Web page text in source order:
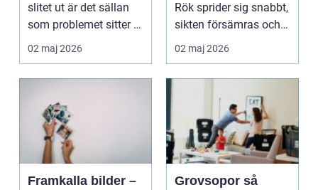
slitet ut är det sällan
som problemet sitter i
själva träet. O...
02 maj 2026
Rök sprider sig snabbt,
sikten försämras och
temperaturen ...
02 maj 2026
Framkalla bilder –
Grovsopor så